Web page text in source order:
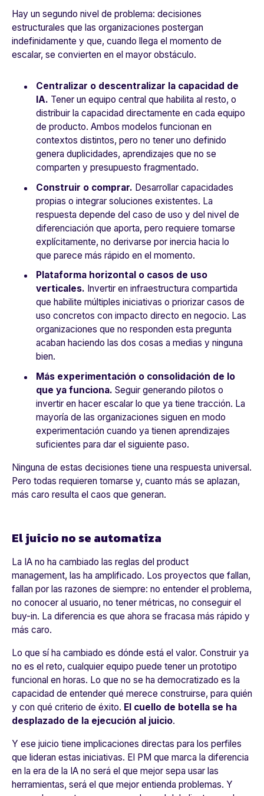
Hay un segundo nivel de problema: decisiones
estructurales que las organizaciones postergan
indefinidamente y que, cuando llega el momento de
escalar, se convierten en el mayor obstáculo.
Centralizar o descentralizar la capacidad de
IA. Tener un equipo central que habilita al resto, o
distribuir la capacidad directamente en cada equipo
de producto. Ambos modelos funcionan en
contextos distintos, pero no tener uno definido
genera duplicidades, aprendizajes que no se
comparten y presupuesto fragmentado.
Construir o comprar. Desarrollar capacidades
propias o integrar soluciones existentes. La
respuesta depende del caso de uso y del nivel de
diferenciación que aporta, pero requiere tomarse
explícitamente, no derivarse por inercia hacia lo
que parece más rápido en el momento.
Plataforma horizontal o casos de uso
verticales. Invertir en infraestructura compartida
que habilite múltiples iniciativas o priorizar casos de
uso concretos con impacto directo en negocio. Las
organizaciones que no responden esta pregunta
acaban haciendo las dos cosas a medias y ninguna
bien.
Más experimentación o consolidación de lo
que ya funciona. Seguir generando pilotos o
invertir en hacer escalar lo que ya tiene tracción. La
mayoría de las organizaciones siguen en modo
experimentación cuando ya tienen aprendizajes
suficientes para dar el siguiente paso.
Ninguna de estas decisiones tiene una respuesta universal.
Pero todas requieren tomarse y, cuanto más se aplazan,
más caro resulta el caos que generan.
El juicio no se automatiza
La IA no ha cambiado las reglas del product
management, las ha amplificado. Los proyectos que fallan,
fallan por las razones de siempre: no entender el problema,
no conocer al usuario, no tener métricas, no conseguir el
buy-in. La diferencia es que ahora se fracasa más rápido y
más caro.
Lo que sí ha cambiado es dónde está el valor. Construir ya
no es el reto, cualquier equipo puede tener un prototipo
funcional en horas. Lo que no se ha democratizado es la
capacidad de entender qué merece construirse, para quién
y con qué criterio de éxito. El cuello de botella se ha
desplazado de la ejecución al juicio.
Y ese juicio tiene implicaciones directas para los perfiles
que lideran estas iniciativas. El PM que marca la diferencia
en la era de la IA no será el que mejor sepa usar las
herramientas, será el que mejor entienda problemas. Y